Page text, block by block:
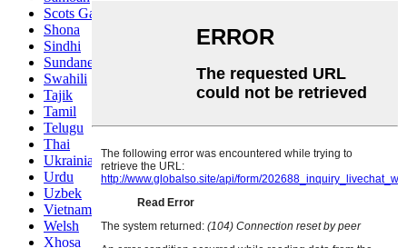
Scots Gaelic
Shona
Sindhi
Sundanese
Swahili
Tajik
Tamil
Telugu
Thai
Ukrainian
Urdu
Uzbek
Vietnamese
Welsh
Xhosa